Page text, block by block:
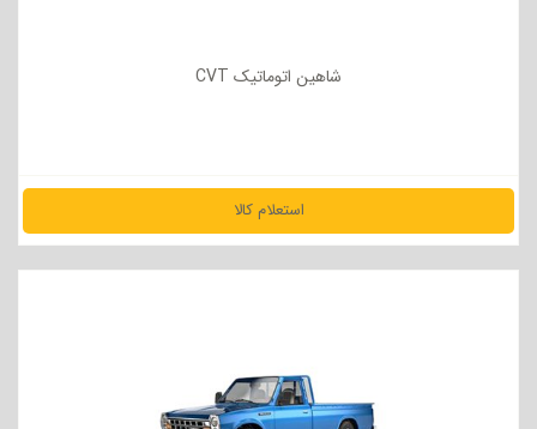
شاهین اتوماتیک CVT
استعلام کالا
مشاهده جزئیات